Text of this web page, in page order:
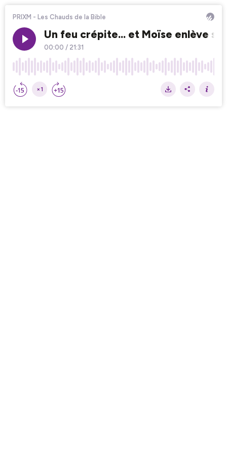
PRIXM - Les Chauds de la Bible
Un feu crépite... et Moïse enlève
00:00 / 21:31
×1